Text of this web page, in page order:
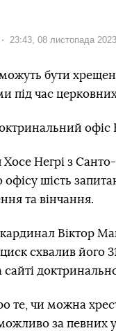
Дата:
23:43, 08 листопада 2023
бути
під час
офіс
Негрі з
шість
та вінчання.
Віктор
схвалив його
сайті
те, чи можна
за певних